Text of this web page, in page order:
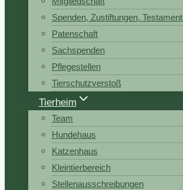
Spenden, Zustiftungen, Testament
Patenschaft
Sachspenden
Pflegestellen
Tierschutzverstoß
Tierheim
Team
Hundehaus
Katzenhaus
Kleintierbereich
Stellenausschreibungen